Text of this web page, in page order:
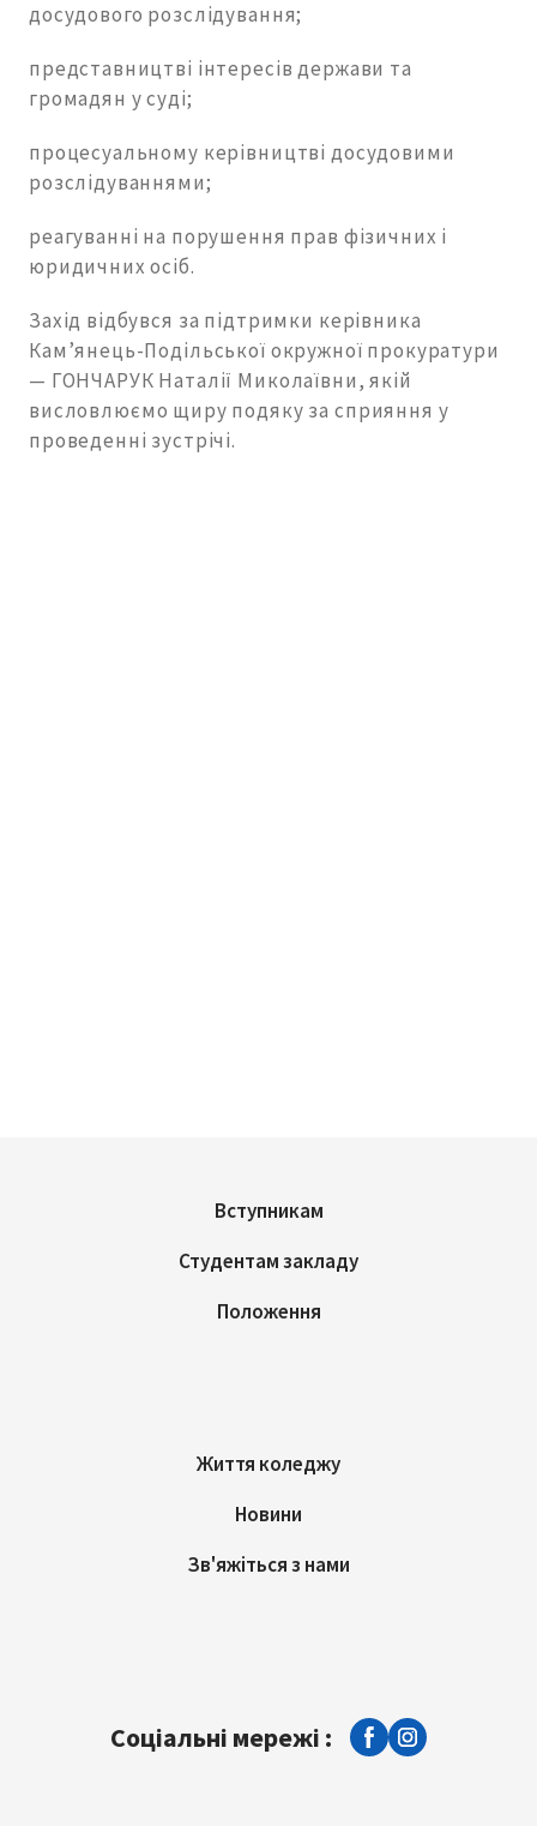
досудового розслідування;
представництві інтересів держави та
громадян у суді;
процесуальному керівництві досудовими
розслідуваннями;
реагуванні на порушення прав фізичних і
юридичних осіб.
Захід відбувся за підтримки керівника
Кам’янець-Подільської окружної прокуратури
— ГОНЧАРУК Наталії Миколаївни, якій
висловлюємо щиру подяку за сприяння у
проведенні зустрічі.
Вступникам
Студентам закладу
Положення
Життя коледжу
Новини
Зв'яжіться з нами
Соціальні мережі :